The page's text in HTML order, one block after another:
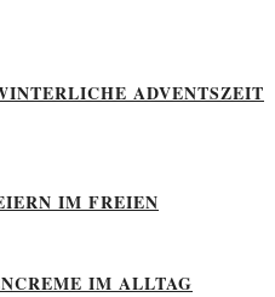
ADVENTSZEIT
IM FREIEN
IM ALLTAG